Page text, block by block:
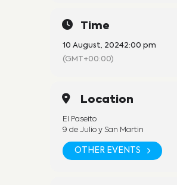
Time
10 August, 20242:00 pm
(GMT+00:00)
Location
El Paseito
9 de Julio y San Martin
OTHER EVENTS